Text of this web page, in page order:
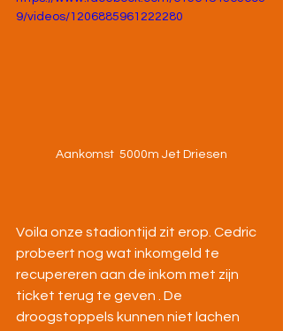
9/videos/1206885961222280
Aankomst  5000m Jet Driesen
Voila onze stadiontijd zit erop. Cedric
probeert nog wat inkomgeld te
recupereren aan de inkom met zijn
ticket terug te geven . De
droogstoppels kunnen niet lachen